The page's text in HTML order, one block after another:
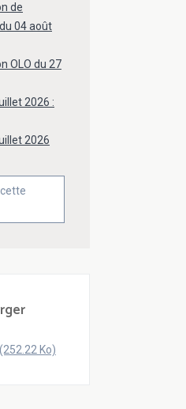
de
04 août
OLO du 27
2026 :
2026
Ko)